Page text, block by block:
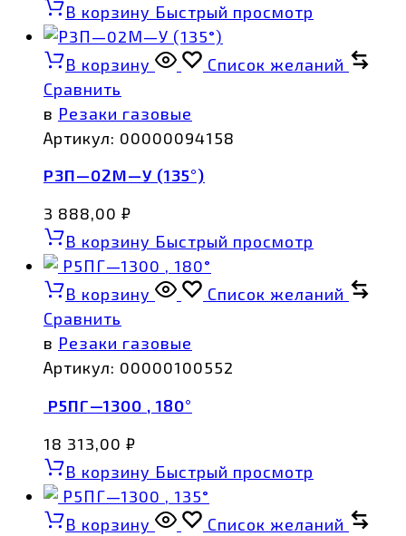
В корзину Быстрый просмотр
В корзину
Список желаний
Сравнить
в Резаки газовые
Артикул: 00000094158
Р3П—02М—У (135°)
3 888,00 ₽
В корзину Быстрый просмотр
В корзину
Список желаний
Сравнить
в Резаки газовые
Артикул: 00000100552
Р5ПГ—1300 , 180°
18 313,00 ₽
В корзину Быстрый просмотр
В корзину
Список желаний